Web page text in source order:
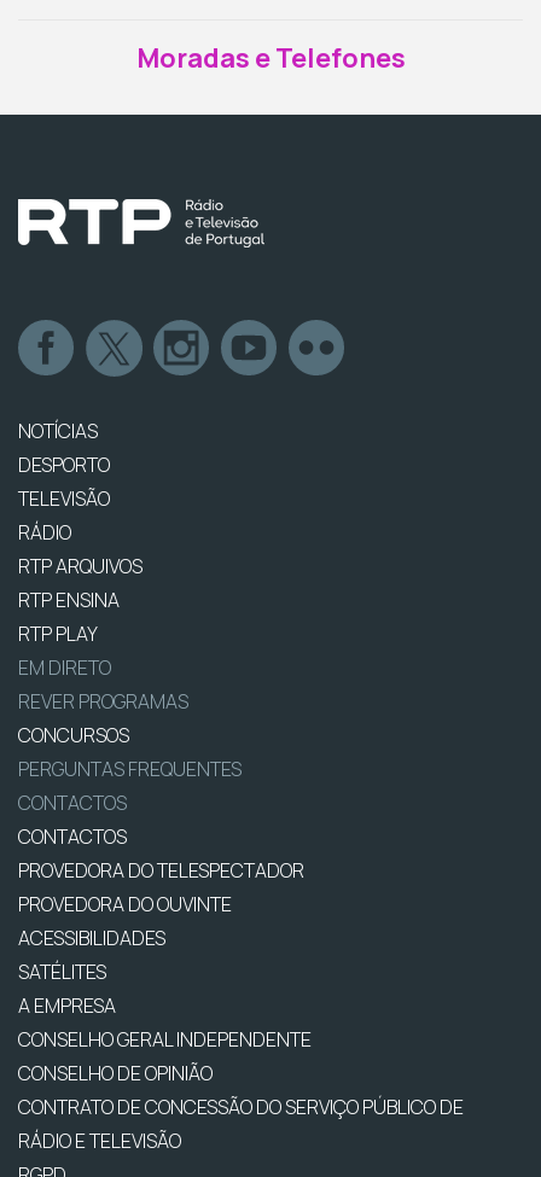
Moradas e Telefones
NOTÍCIAS
DESPORTO
TELEVISÃO
RÁDIO
RTP ARQUIVOS
RTP ENSINA
RTP PLAY
EM DIRETO
REVER PROGRAMAS
CONCURSOS
PERGUNTAS FREQUENTES
CONTACTOS
CONTACTOS
PROVEDORA DO TELESPECTADOR
PROVEDORA DO OUVINTE
ACESSIBILIDADES
SATÉLITES
A EMPRESA
CONSELHO GERAL INDEPENDENTE
CONSELHO DE OPINIÃO
CONTRATO DE CONCESSÃO DO SERVIÇO PÚBLICO DE
RÁDIO E TELEVISÃO